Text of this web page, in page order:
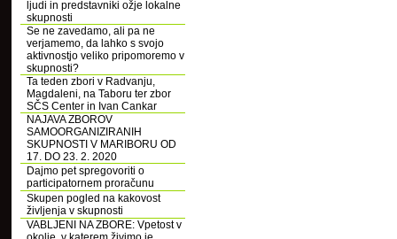
ljudi in predstavniki ožje lokalne
skupnosti
Se ne zavedamo, ali pa ne
verjamemo, da lahko s svojo
aktivnostjo veliko pripomoremo v
skupnosti?
Ta teden zbori v Radvanju,
Magdaleni, na Taboru ter zbor
SČS Center in Ivan Cankar
NAJAVA ZBOROV
SAMOORGANIZIRANIH
SKUPNOSTI V MARIBORU OD
17. DO 23. 2. 2020
Dajmo pet spregovoriti o
participatornem proračunu
Skupen pogled na kakovost
življenja v skupnosti
VABLJENI NA ZBORE: Vpetost v